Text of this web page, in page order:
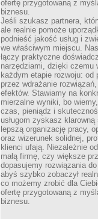
ofertę przygotowaną z
biznesu.
Jeśli szukasz partnera,
ale realnie pomoże
podnieść jakość usług i
we właściwym miejscu.
łączy praktyczne
narzędziami, dzięki czemu
każdym etapie rozwoju: od
przez wdrażanie
efektów. Stawiamy na
mierzalne wyniki, bo
czas, pieniądz i
usługom zyskasz klarowną
lepszą organizację pracy,
oraz wizerunek solidnej,
klienci ufają. Niezależnie
małą firmę, czy większe
dopasujemy rozwiązania
abyś szybko zobaczył
co możemy zrobić dla
ofertę przygotowaną z
biznesu.